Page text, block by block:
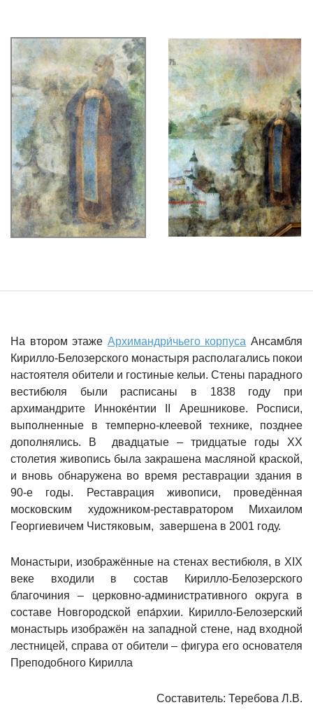
На втором этаже Архимандри́чьего корпуса Ансамбля
Кирилло-Белозерского монастыря располагались покои
настоятеля обители и гостиные кельи. Стены парадного
вестибюля были расписаны в 1838 году при
архимандрите Инноке́нтии II Арешникове. Росписи,
выполненные в темперно-клеевой технике, позднее
дополнялись. В двадцатые – тридцатые годы XX
столетия живопись была закрашена масляной краской,
и вновь обнаружена во время реставрации здания в
90-е годы. Реставрация живописи, проведённая
московским художником-реставратором Михаилом
Георгиевичем Чистяковым, завершена в 2001 году.
Монастыри, изображённые на стенах вестибюля, в XIX
веке входили в состав Кирилло-Белозерского
благочиния – церковно-административного округа в
составе Новгородской епа́рхии. Кирилло-Белозерский
монастырь изображён на западной стене, над входной
лестницей, справа от обители – фигура его основателя
Преподобного Кирилла
Составитель: Теребова Л.В.